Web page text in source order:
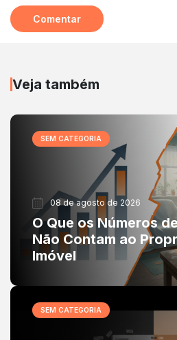
Veja também
SEM CATEGORIA
08 de agosto de 2026
O Que os Números
Não Contam ao
Imóvel
SEM CATEGORIA